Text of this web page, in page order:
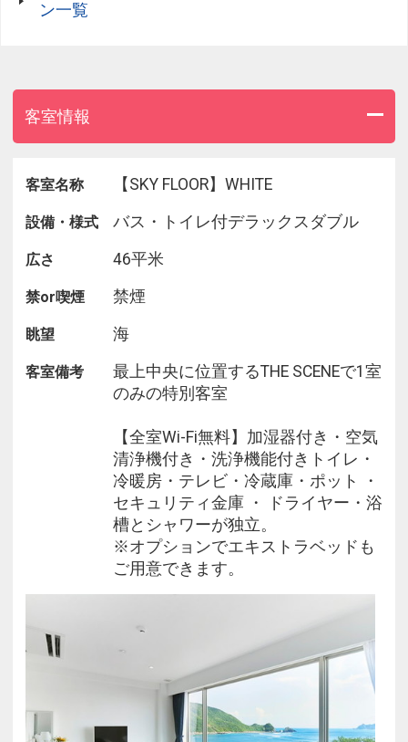
・偶数日：和食
素材本来の味を活かすため、刺激の強いニンニクや
トウガラシは私用せず、調味料は塩とオリーブオイ
ルで味付け。
大限に引き出した自然派のイタリアンです。
メニュー例
ラのフルーツトマトのサラダ仕立て / 地鶏胸肉のコ
トレッタ
ッツァ / 鹿児島黒牛もも肉の炭火焼き / ココナッツ
重視し最高の状態で味わえるよう工夫しています。
出汁を利かせた滋味豊かな味わいで、季節を感じる
ことができる和食です。
自家製豆腐 / 前菜5種盛り / 鴨肉と野菜の沢煮椀 / 奄
美産鮮魚のお造り /
鹿児島黒牛リブロースと夷守ポークの出汁しゃぶ /
光あふれる開放的な空間で、
地元の食材を使った料理や奄美の郷土料理、季節の
ン一覧
客室情報
客室名称 【SKY FLOOR】WHITE
設備・様式 バス・トイレ付デラックスダブル
広さ 46平米
禁or喫煙 禁煙
眺望 海
客室備考
最上中央に位置するTHE SCENEで1室
のみの特別客室
【全室Wi-Fi無料】加湿器付き・空気
清浄機付き・洗浄機能付きトイレ・
冷暖房・テレビ・冷蔵庫・ポット ・
セキュリティ金庫 ・ ドライヤー・浴
槽とシャワーが独立。
※オプションでエキストラベッドも
ご用意できます。